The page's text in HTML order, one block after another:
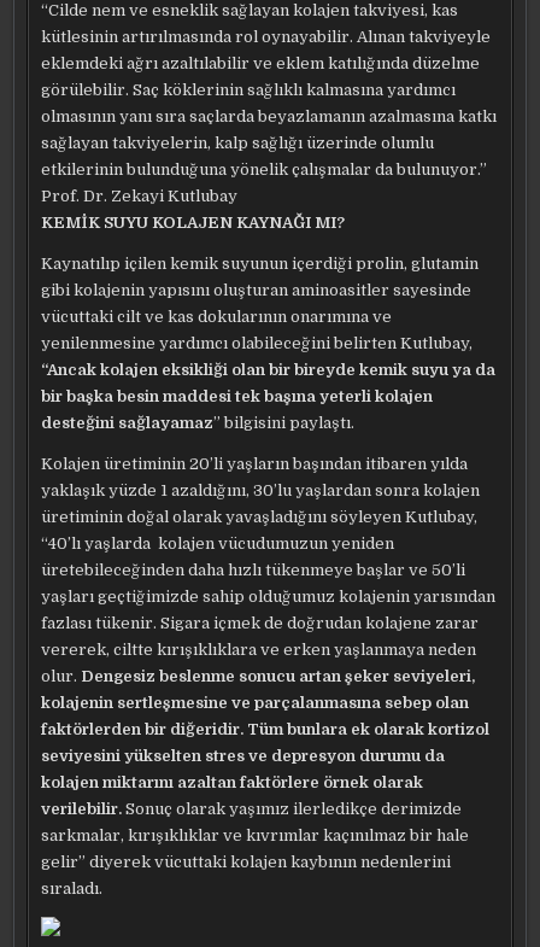
“Cilde nem ve esneklik sağlayan kolajen takviyesi, kas
kütlesinin artırılmasında rol oynayabilir. Alınan takviyeyle
eklemdeki ağrı azaltılabilir ve eklem katılığında düzelme
görülebilir. Saç köklerinin sağlıklı kalmasına yardımcı
olmasının yanı sıra saçlarda beyazlamanın azalmasına katkı
sağlayan takviyelerin, kalp sağlığı üzerinde olumlu
etkilerinin bulunduğuna yönelik çalışmalar da bulunuyor.”
Prof. Dr. Zekayi Kutlubay
KEMİK SUYU KOLAJEN KAYNAĞI MI?
Kaynatılıp içilen kemik suyunun içerdiği prolin, glutamin
gibi kolajenin yapısını oluşturan aminoasitler sayesinde
vücuttaki cilt ve kas dokularının onarımına ve
yenilenmesine yardımcı olabileceğini belirten Kutlubay,
“Ancak kolajen eksikliği olan bir bireyde kemik suyu ya da
bir başka besin maddesi tek başına yeterli kolajen
desteğini sağlayamaz” bilgisini paylaştı.
Kolajen üretiminin 20’li yaşların başından itibaren yılda
yaklaşık yüzde 1 azaldığını, 30’lu yaşlardan sonra kolajen
üretiminin doğal olarak yavaşladığını söyleyen Kutlubay,
“40’lı yaşlarda kolajen vücudumuzun yeniden
üretebileceğinden daha hızlı tükenmeye başlar ve 50’li
yaşları geçtiğimizde sahip olduğumuz kolajenin yarısından
fazlası tükenir. Sigara içmek de doğrudan kolajene zarar
vererek, ciltte kırışıklıklara ve erken yaşlanmaya neden
olur. Dengesiz beslenme sonucu artan şeker seviyeleri,
kolajenin sertleşmesine ve parçalanmasına sebep olan
faktörlerden bir diğeridir. Tüm bunlara ek olarak kortizol
seviyesini yükselten stres ve depresyon durumu da
kolajen miktarını azaltan faktörlere örnek olarak
verilebilir. Sonuç olarak yaşımız ilerledikçe derimizde
sarkmalar, kırışıklıklar ve kıvrımlar kaçınılmaz bir hale
gelir” diyerek vücuttaki kolajen kaybının nedenlerini
sıraladı.